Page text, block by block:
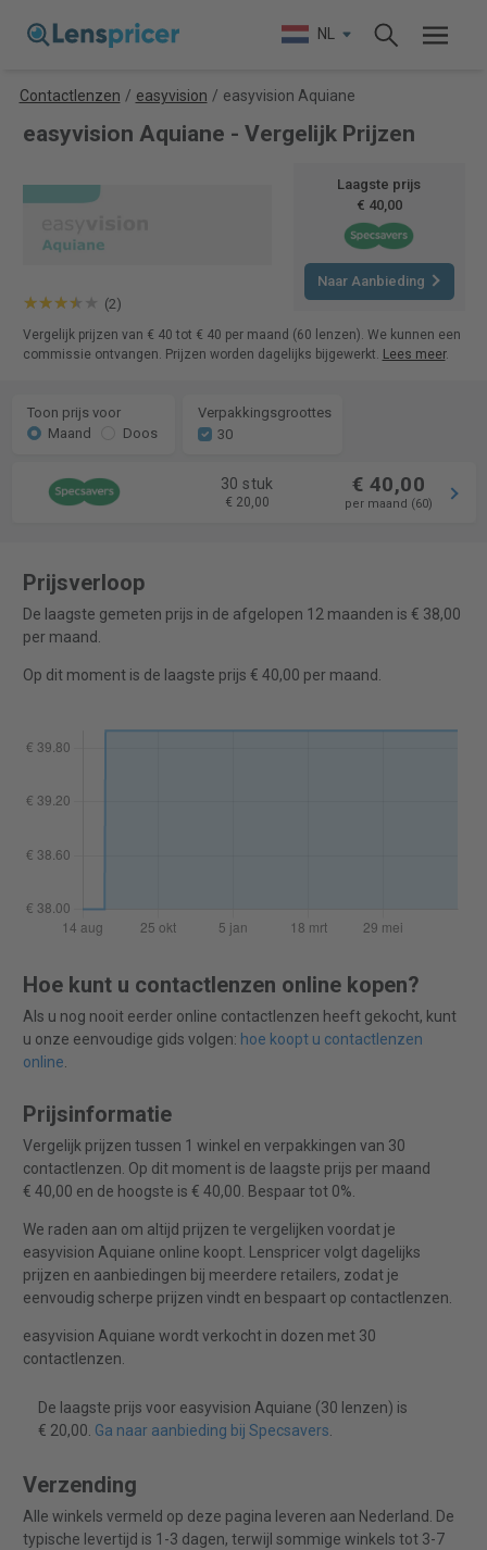
NL
Contactlenzen / easyvision / easyvision Aquiane
easyvision Aquiane - Vergelijk Prijzen
(2)
Laagste prijs
€ 40,00
Naar Aanbieding
Vergelijk prijzen van € 40 tot € 40 per maand (60 lenzen). We kunnen een
commissie ontvangen. Prijzen worden dagelijks bijgewerkt. Lees meer.
Toon prijs voor
Maand
Doos
Verpakkingsgroottes
30
30 stuk
€ 20,00
€ 40,00
per maand (60)
Prijsverloop
De laagste gemeten prijs in de afgelopen 12 maanden is € 38,00
per maand.
Op dit moment is de laagste prijs € 40,00 per maand.
Hoe kunt u contactlenzen online kopen?
Als u nog nooit eerder online contactlenzen heeft gekocht, kunt
u onze eenvoudige gids volgen: hoe koopt u contactlenzen
online.
Prijsinformatie
Vergelijk prijzen tussen 1 winkel en verpakkingen van 30
contactlenzen. Op dit moment is de laagste prijs per maand
€ 40,00 en de hoogste is € 40,00. Bespaar tot 0%.
We raden aan om altijd prijzen te vergelijken voordat je
easyvision Aquiane online koopt. Lenspricer volgt dagelijks
prijzen en aanbiedingen bij meerdere retailers, zodat je
eenvoudig scherpe prijzen vindt en bespaart op contactlenzen.
easyvision Aquiane wordt verkocht in dozen met 30
contactlenzen.
De laagste prijs voor easyvision Aquiane (30 lenzen) is
€ 20,00. Ga naar aanbieding bij Specsavers.
Verzending
Alle winkels vermeld op deze pagina leveren aan Nederland. De
typische levertijd is 1-3 dagen, terwijl sommige winkels tot 3-7